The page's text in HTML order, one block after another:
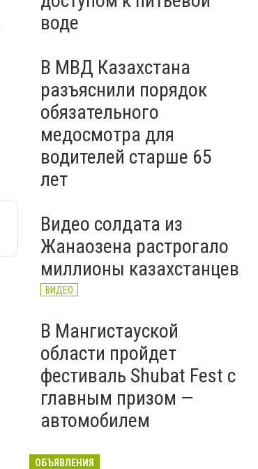
воде
В МВД Казахстана
разъяснили порядок
обязательного
медосмотра для
водителей старше 65
лет
Видео солдата из
Жанаозена растрогало
миллионы казахстанцев
ВИДЕО
В Мангистауской
области пройдет
фестиваль Shubat Fest с
главным призом —
автомобилем
ОБЪЯВЛЕНИЯ